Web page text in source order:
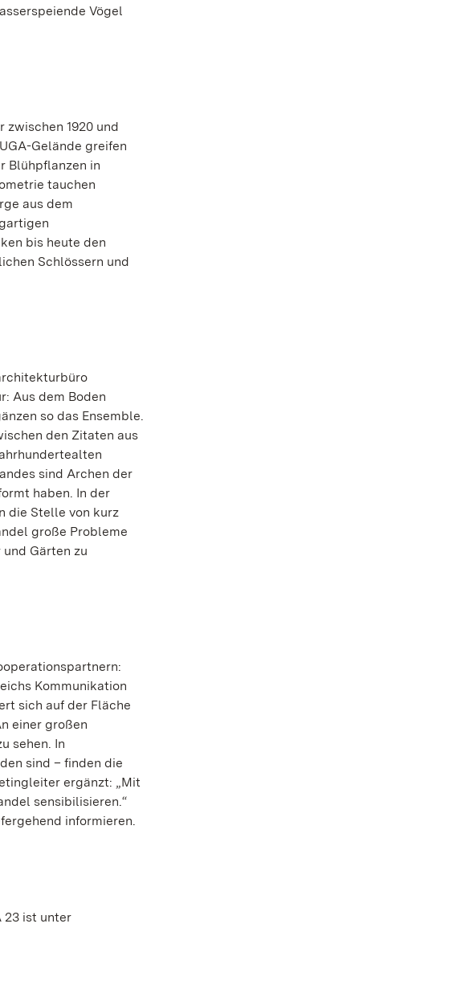
Vögel
1920 und
Gelände greifen
Blühpflanzen in
tauchen
aus dem
bis heute den
Schlössern und
Aus dem Boden
so das Ensemble.
den Zitaten aus
sind Archen der
haben. In der
die Stelle von kurz
große Probleme
Gärten zu
Kommunikation
sich auf der Fläche
einer großen
sehen. In
sind – finden die
ergänzt: „Mit
sensibilisieren.“
informieren.
23 ist unter